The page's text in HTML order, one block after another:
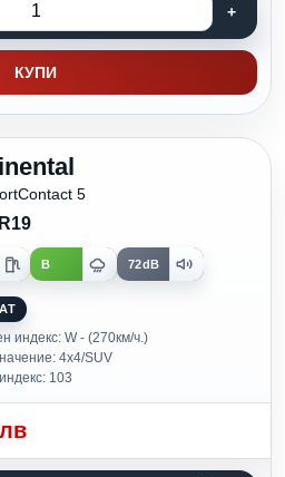
КУПИ
5
B 72dB
индекс: W - (270км/ч.)
4x4/SUV
103